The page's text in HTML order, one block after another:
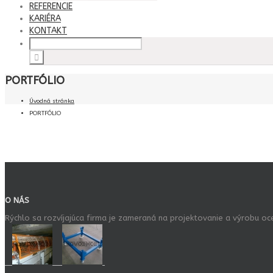
REFERENCIE
KARIÉRA
KONTAKT
PORTFÓLIO
Úvodná stránka
PORTFÓLIO
O NÁS
Rýchlo sa rozvíjajúca firma je zameraná na projektovanie a výrobu